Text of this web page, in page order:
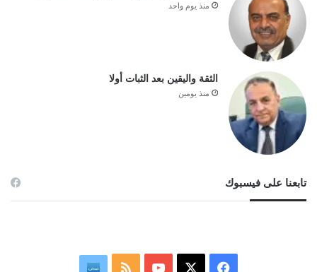
منذ يوم واحد
الثقة واليقين بعد الثبات أولا
منذ يومين
تابعنا على فيسبوك
فيسبوك ‫YouTubeملخص